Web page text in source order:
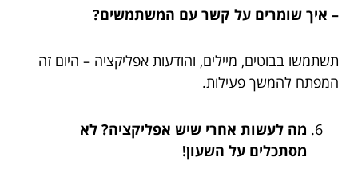
– איך שומרים על קשר עם המשתמשים?
תשתמשו בבוטים, מיילים, והודעות אפליקציה – היום זה
המפתח להמשך פעילות.
מה לעשות אחרי שיש אפליקציה? לא
מסתכלים על השעון!